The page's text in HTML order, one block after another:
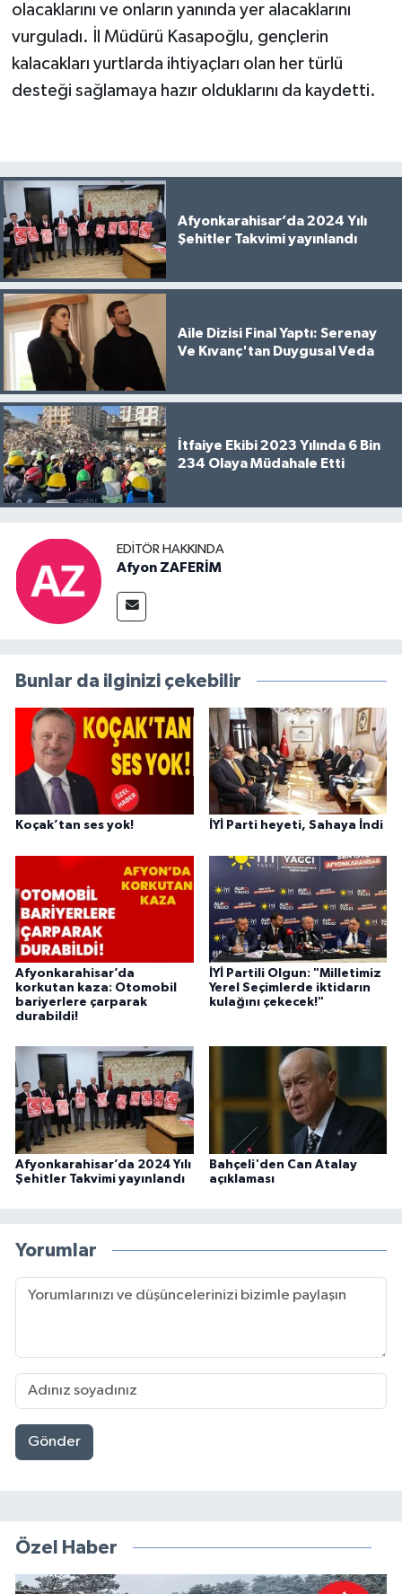
olacaklarını ve onların yanında yer alacaklarını
vurguladı. İl Müdürü Kasapoğlu, gençlerin
kalacakları yurtlarda ihtiyaçları olan her türlü
desteği sağlamaya hazır olduklarını da kaydetti.
Afyonkarahisar’da 2024 Yılı
Şehitler Takvimi yayınlandı
Aile Dizisi Final Yaptı: Serenay
Ve Kıvanç'tan Duygusal Veda
İtfaiye Ekibi 2023 Yılında 6 Bin
234 Olaya Müdahale Etti
EDITÖR HAKKINDA
Afyon ZAFERİM
Bunlar da ilginizi çekebilir
Koçak’tan ses yok! İYİ Parti heyeti, Sahaya İndi
Afyonkarahisar’da
korkutan kaza: Otomobil
bariyerlere çarparak
durabildi!
İYİ Partili Olgun: "Milletimiz
Yerel Seçimlerde iktidarın
kulağını çekecek!"
Afyonkarahisar’da 2024 Yılı
Şehitler Takvimi yayınlandı
Bahçeli'den Can Atalay
açıklaması
Yorumlar
Gönder
Özel Haber